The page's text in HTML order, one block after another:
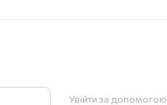
Увійти за допомогою